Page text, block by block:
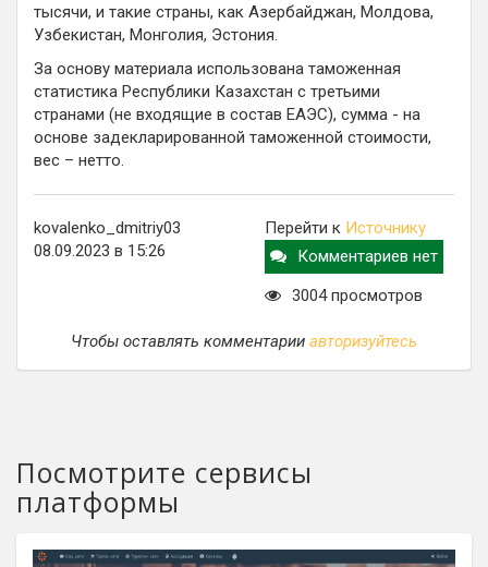
тысячи, и такие страны, как Азербайджан, Молдова,
Узбекистан, Монголия, Эстония.
За основу материала использована таможенная
статистика Республики Казахстан с третьими
странами (не входящие в состав ЕАЭС), сумма - на
основе задекларированной таможенной стоимости,
вес – нетто.
Перейти к Источнику
Комментариев нет
3004 просмотров
kovalenko_dmitriy03
08.09.2023 в 15:26
Чтобы оставлять комментарии авторизуйтесь
Посмотрите сервисы
платформы